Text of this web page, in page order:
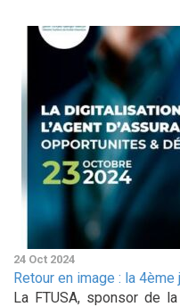
24 Oct 2024
Retour en image : la 4ème
La FTUSA, sponsor de